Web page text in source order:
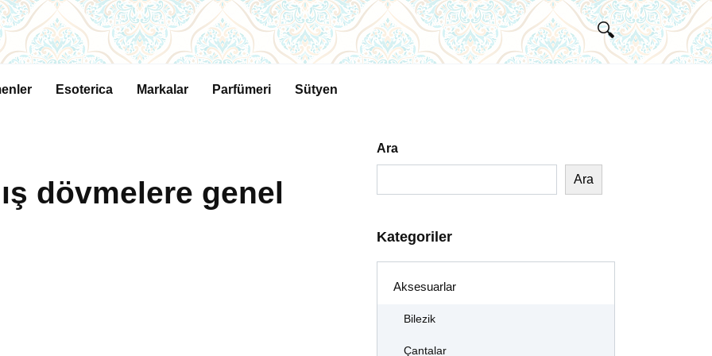
Esoterica Markalar Parfümeri Sütyen
dövmelere genel
Ara
Ara
Kategoriler
Aksesuarlar
Bilezik
Çantalar